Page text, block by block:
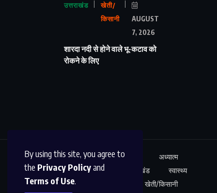
By using this site, you agree to
the Privacy Policyand
Terms of Use.
उत्तराखंड
खेती/
किसानी
AUGUST
7, 2026
शारदा नदी से होने वाले भू-कटाव को
रोकने के लिए
ऊधम सिंह नगर अंतर्राष्ट्रीय
अध्यात्म
कारोबार
अपराध साहित्य उत्तराखंड
स्वास्थ्य
नेशनल न्यूज़
खेल खेती/किसानी